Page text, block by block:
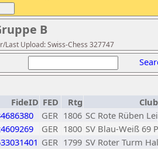
B
Last Upload: Swiss-Chess 327747
FideID FED Rtg
GER 1806 SC Rote Rüben
GER 1800 SV Blau-Weiß 69
GER 1799 SV Roter Turm